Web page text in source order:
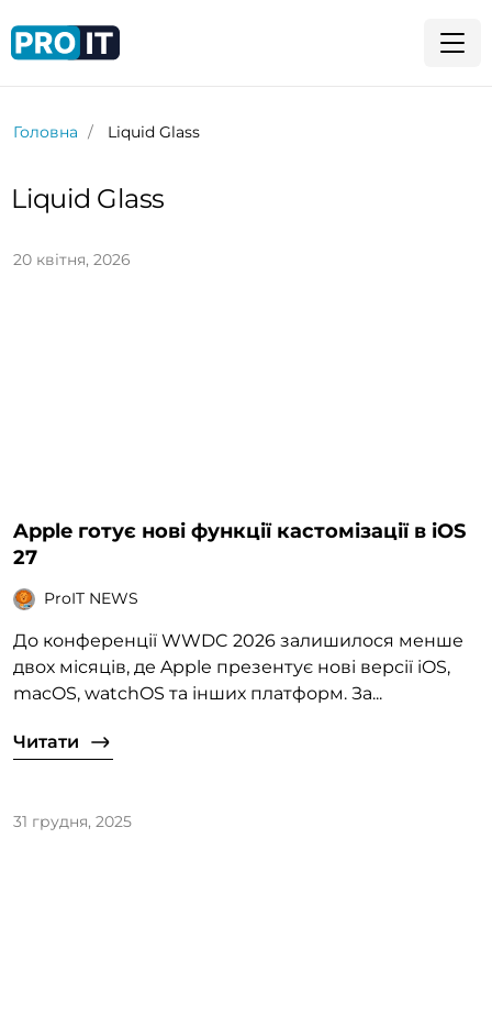
Головна Liquid Glass
Liquid Glass
20 квітня, 2026
Apple готує нові функції кастомізації в iOS
27
ProIT NEWS
До конференції WWDC 2026 залишилося менше
двох місяців, де Apple презентує нові версії iOS,
macOS, watchOS та інших платформ. За...
Читати
31 грудня, 2025